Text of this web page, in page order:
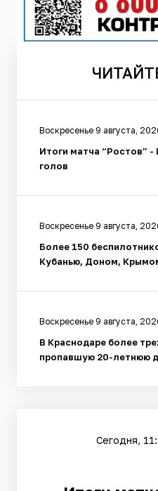
Воскресенье 9 августа,
Итоги матча “Ростов”
голов
Воскресенье 9 августа,
Более 150
Кубанью, Доном,
Воскресенье 9 августа,
В Краснодаре более
пропавшую 20-летнюю
Сегодня,